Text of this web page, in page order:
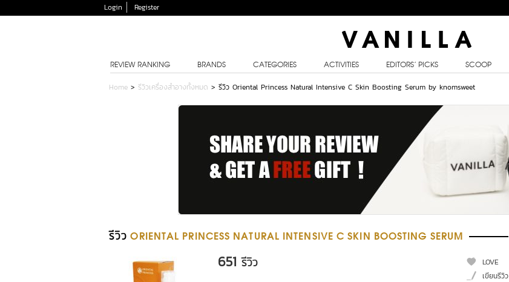
Login Register
REVIEW RANKING BRANDS CATEGORIES ACTIVITIES EDITORS’ PICKS SCOOP
Home > รีวิวเครื่องสำอางทั้งหมด > รีวิว Oriental Princess Natural Intensive C Skin Boosting Serum by knomsweet
รีวิว ORIENTAL PRINCESS NATURAL INTENSIVE C SKIN BOOSTING SERUM
651 รีวิว
LOVE
เขียนรีวิว